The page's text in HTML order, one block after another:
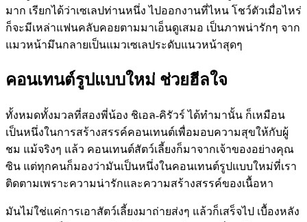
มาก เรียกได้ว่าเซเลปท่านหนึ่ง ไปออกงานที่ไหน โชว์ตัวเมื่อไหร่
ก็จะมีเหล่าแฟนคลับคอยตามมาเอ็นดูเสมอ เป็นภาพน่ารักๆ จาก
แมวหน้ามึนกลายเป็นแมวเซเลประดับแนวหน้าสุดๆ
คอนเทนต์รูปแบบใหม่ ช่วยฮีลใจ
ทั้งหมดทั้งมวลที่สองพี่น้อง ชิเอล-คิรัวร์ ได้ทำมานั้น ก็เหมือน
เป็นหนึ่งในการสร้างสรรค์คอนเทนต์เพื่อมอบความสุขให้กับผู้
ชม แม้จริงๆ แล้ว คอนเทนต์สัตว์เลี้ยงก็มาจากเจ้าของอย่างคุณ
ซิน แต่ทุกคนก็มองว่ามันเป็นหนึ่งในคอนเทนต์รูปแบบใหม่ที่เรา
ติดตามเพราะความน่ารักและความสร้างสรรค์ของเนื้อหา
มันไม่ใช่แค่การเอาสัตว์เลี้ยงมาถ่ายส่งๆ แล้วก็เสร็จไป เบื้องหลัง